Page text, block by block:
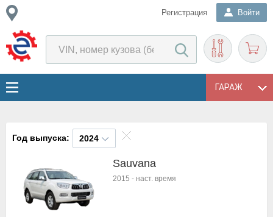
Регистрация Войти
ГАРАЖ
Год выпуска: 2024
Sauvana
2015 - наст. время